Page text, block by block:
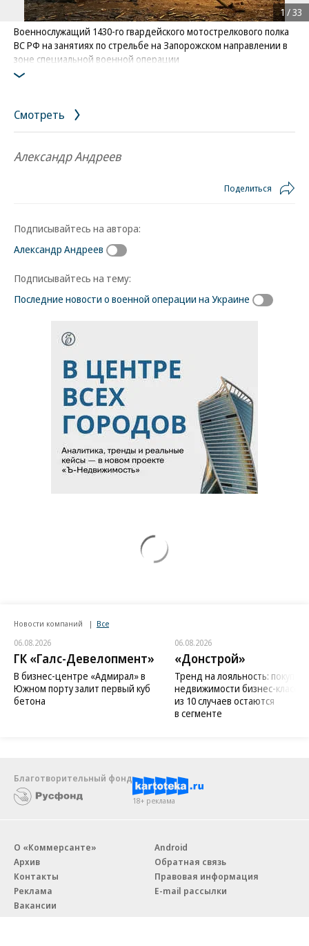
Военнослужащий 1430-го гвардейского мотострелкового полка
ВС РФ на занятиях по стрельбе на Запорожском направлении в
зоне специальной военной операции
Фото: Константин Михальчевский / РИА Новости
1/33
Смотреть
Александр Андреев
Поделиться
Подписывайтесь на автора:
Александр Андреев
Подписывайтесь на тему:
Последние новости о военной операции на Украине
Новости компаний Все
06.08.2026
ГК «Галс-Девелопмент»
В бизнес-центре «Адмирал» в
Южном порту залит первый куб
бетона
06.08.2026
«Донстрой»
Тренд на лояльность:
недвижимости бизнес-класса
из 10 случаев остаются
в сегменте
Благотворительный фонд
18+ реклама
О «Коммерсанте»
Архив
Контакты
Реклама
Вакансии
Android
Обратная связь
Правовая информация
E-mail рассылки